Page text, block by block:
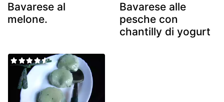
Bavarese al
melone.
Bavarese alle
pesche con
chantilly di yogurt